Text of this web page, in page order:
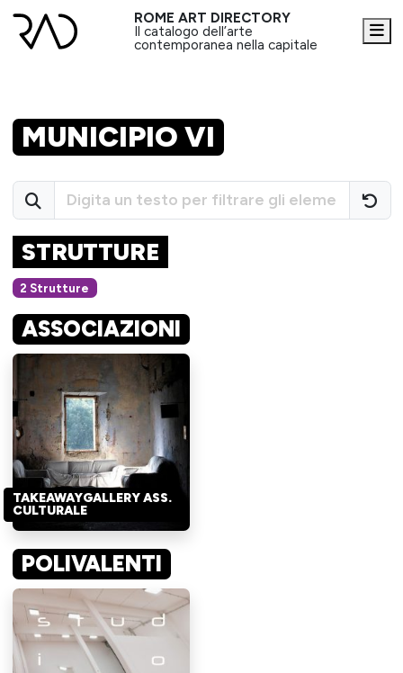
ROME ART DIRECTORY
Il catalogo dell’arte
contemporanea nella capitale
MUNICIPIO VI
STRUTTURE
2 Strutture
ASSOCIAZIONI
TAKEAWAYGALLERY ASS.
CULTURALE
POLIVALENTI